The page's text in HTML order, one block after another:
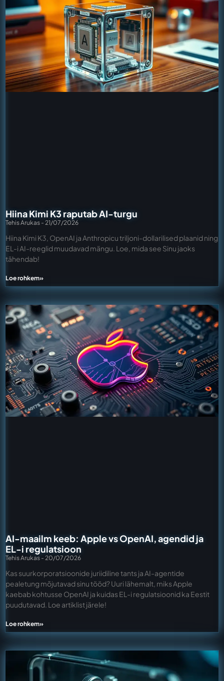
Hiina Kimi K3 raputab AI-turgu
Tehis Arukas 21/07/2026
Hiina Kimi K3, OpenAI ja Anthropicu triljoni-dollarilised plaanid ning
EL-i AI-reeglid muudavad mängu. Loe, mida see Sinu jaoks
tähendab!
Loe rohkem»
AI-maailm keeb: Apple vs OpenAI, agendid ja
EL-i regulatsioon
Tehis Arukas 20/07/2026
Kas suurkorporatsioonide juriidiline tants ja AI-agentide
pealetung mõjutavad sinu tööd? Uuri lähemalt, miks Apple
kaebab kohtusse OpenAI ja kuidas EL-i regulatsioonid ka Eestit
puudutavad. Loe artiklist järele!
Loe rohkem»